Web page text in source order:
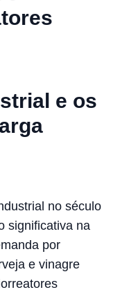
e os
no século
significativa na
por
e vinagre